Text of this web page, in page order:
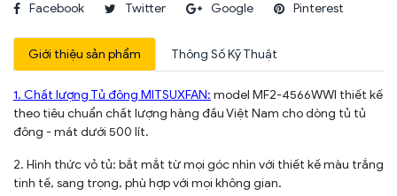
Facebook
Twitter Google Pinterest
Giới thiệu sản phẩm Thông Số Kỹ Thuật
1. Chất lượng Tủ đông MITSUXFAN: model MF2-4566WWI thiết kế
theo tiêu chuẩn chất lượng hàng đầu Việt Nam cho dòng tủ tủ
đông - mát dưới 500 lít.
2. Hình thức vỏ tủ: bắt mắt từ mọi góc nhìn với thiết kế màu trắng
tinh tế, sang trọng, phù hợp với mọi không gian.